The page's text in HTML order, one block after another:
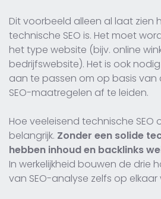
Dit voorbeeld alleen al laat zien
technische SEO is. Het moet
het type website (bijv. online
bedrijfswebsite). Het is ook
aan te passen om op basis van
SEO-maatregelen af te leiden.
Hoe veeleisend technische SEO
belangrijk. Zonder een solide
hebben inhoud en backlinks
In werkelijkheid bouwen de drie
van SEO-analyse zelfs op elkaar